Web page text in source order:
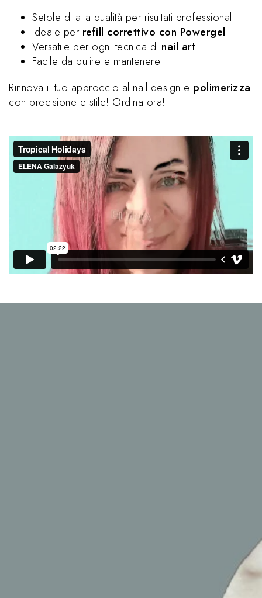
Setole di alta qualità per risultati professionali
Ideale per refill correttivo con Powergel
Versatile per ogni tecnica di nail art
Facile da pulire e mantenere
Rinnova il tuo approccio al nail design e polimerizza
con precisione e stile! Ordina ora!